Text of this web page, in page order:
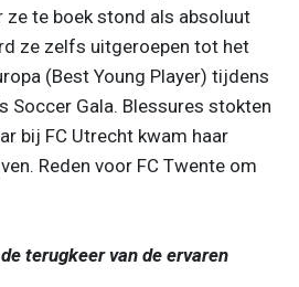
ze te boek stond als absoluut
ze zelfs uitgeroepen tot het
(Best Young Player) tijdens
Soccer Gala. Blessures stokten
bij FC Utrecht kwam haar
Reden voor FC Twente om
terugkeer van de ervaren